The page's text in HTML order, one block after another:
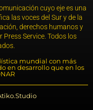
cuyo eje es una
las voces del Sur y de la
derechos humanos y
Service. Todos los
mundial con más
en desarrollo que en los